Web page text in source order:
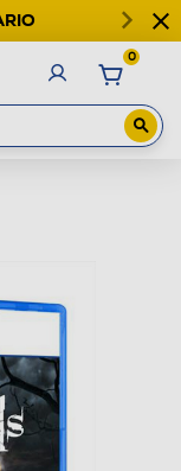
0